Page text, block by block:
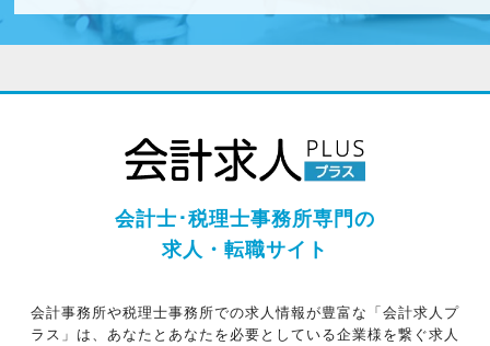
会計士･税理士事務所専門の
求人・転職サイト
会計事務所や税理士事務所での求人情報が豊富な「会計求人プ
ラス」は、あなたとあなたを必要としている企業様を繋ぐ求人